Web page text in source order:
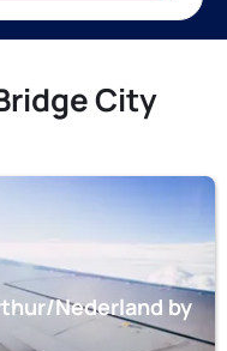
City
Nederland by